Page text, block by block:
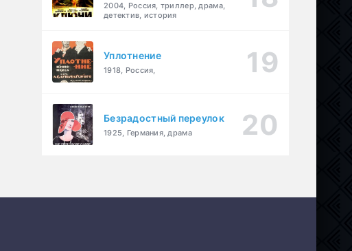
2004, Россия, триллер, драма,
детектив, история
Уплотнение
1918, Россия,
Безрадостный переулок
1925, Германия, драма